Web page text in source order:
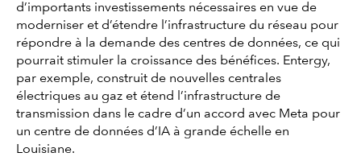
d’importants investissements nécessaires en vue de
moderniser et d’étendre l’infrastructure du réseau pour
répondre à la demande des centres de données, ce qui
pourrait stimuler la croissance des bénéfices. Entergy,
par exemple, construit de nouvelles centrales
électriques au gaz et étend l’infrastructure de
transmission dans le cadre d’un accord avec Meta pour
un centre de données d’IA à grande échelle en
Louisiane.